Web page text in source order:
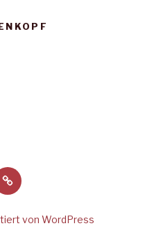
Einwilligungen
widerrufen
von WordPress